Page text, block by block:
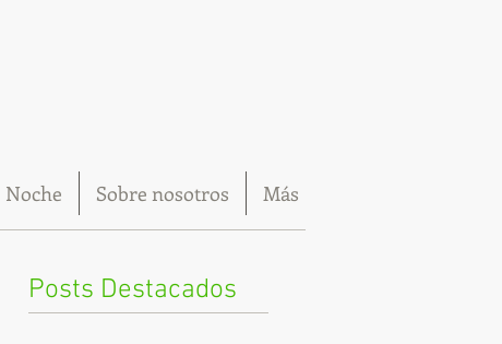
Noche Sobre nosotros Más
Posts Destacados